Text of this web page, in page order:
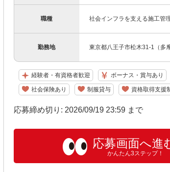
職種 社会インフラを支える施工管
勤務地 東京都八王子市松木31-1（多
経験者・有資格者歓迎 ボーナス・賞与あり
社会保険あり 制服貸与 資格取得支援
応募締め切り: 2026/09/19 23:59 まで
応募画面へ進
かんたん3ステップ！